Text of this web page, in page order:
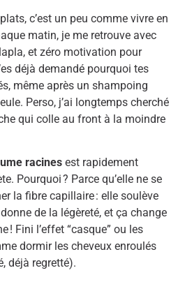
c’est un peu comme vivre en
matin, je me retrouve avec
et zéro motivation pour
déjà demandé pourquoi tes
même après un shampoing
Perso, j’ai longtemps cherché
qui colle au front à la moindre
racines est rapidement
Pourquoi ? Parce qu’elle ne se
la fibre capillaire : elle soulève
de la légèreté, et ça change
! Fini l’effet “casque” ou les
dormir les cheveux enroulés
déjà regretté).